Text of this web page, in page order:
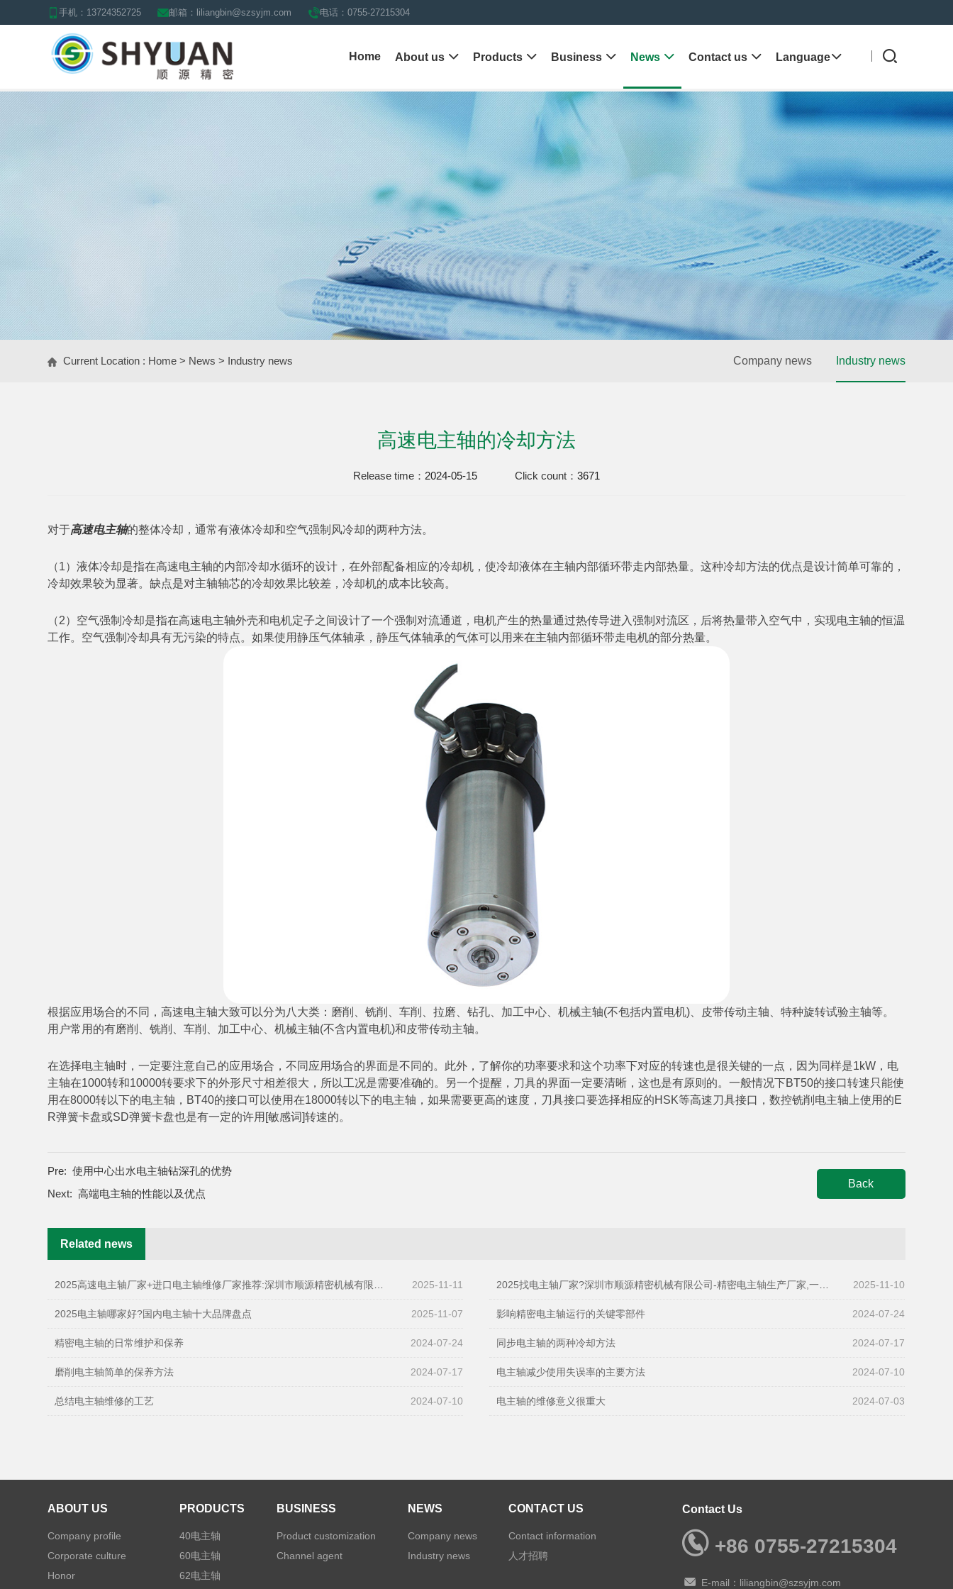
手机：13724352725 邮箱：liliangbin@szsyjm.com 电话：0755-27215304
Home About us  Products  Business  News  Contact us  Language
Current Location : Home > News > Industry news Company news Industry news
高速电主轴的冷却方法
Release time： 2024-05-15 Click count： 3671
对于高速电主轴的整体冷却，通常有液体冷却和空气强制风冷却的两种方法。
（1）液体冷却是指在高速电主轴的内部冷却水循环的设计，在外部配备相应的冷却机，使冷却液体在主轴内部循环带走内部热量。这种冷却方法的优点是设计简单可靠的，
冷却效果较为显著。缺点是对主轴轴芯的冷却效果比较差，冷却机的成本比较高。
（2）空气强制冷却是指在高速电主轴外壳和电机定子之间设计了一个强制对流通道，电机产生的热量通过热传导进入强制对流区，后将热量带入空气中，实现电主轴的恒温
工作。空气强制冷却具有无污染的特点。如果使用静压气体轴承，静压气体轴承的气体可以用来在主轴内部循环带走电机的部分热量。
根据应用场合的不同，高速电主轴大致可以分为八大类：磨削、铣削、车削、拉磨、钻孔、加工中心、机械主轴(不包括内置电机)、皮带传动主轴、特种旋转试验主轴等。
用户常用的有磨削、铣削、车削、加工中心、机械主轴(不含内置电机)和皮带传动主轴。
在选择电主轴时，一定要注意自己的应用场合，不同应用场合的界面是不同的。此外，了解你的功率要求和这个功率下对应的转速也是很关键的一点，因为同样是1kW，电
主轴在1000转和10000转要求下的外形尺寸相差很大，所以工况是需要准确的。另一个提醒，刀具的界面一定要清晰，这也是有原则的。一般情况下BT50的接口转速只能使
用在8000转以下的电主轴，BT40的接口可以使用在18000转以下的电主轴，如果需要更高的速度，刀具接口要选择相应的HSK等高速刀具接口，数控铣削电主轴上使用的E
R弹簧卡盘或SD弹簧卡盘也是有一定的许用[敏感词]转速的。
Back
Pre:使用中心出水电主轴钻深孔的优势
Next:高端电主轴的性能以及优点
Related news
2025-11-11
2025高速电主轴厂家+进口电主轴维修厂家推荐:深圳市顺源精密机械有限公司值得关注 2025-11-10
2025找电主轴厂家?深圳市顺源精密机械有限公司-精密电主轴生产厂家,一站式全搞定
2025-11-07
2025电主轴哪家好?国内电主轴十大品牌盘点 2024-07-24
影响精密电主轴运行的关键零部件
2024-07-24
精密电主轴的日常维护和保养 2024-07-17
同步电主轴的两种冷却方法
2024-07-17
磨削电主轴简单的保养方法 2024-07-10
电主轴减少使用失误率的主要方法
2024-07-10
总结电主轴维修的工艺 2024-07-03
电主轴的维修意义很重大
ABOUT US
Company profile
Corporate culture
Honor
PRODUCTS
40电主轴
60电主轴
62电主轴
BUSINESS
Product customization
Channel agent
NEWS
Company news
Industry news
CONTACT US
Contact information
人才招聘
Contact Us
+86 0755-27215304
E-mail：liliangbin@szsyjm.com